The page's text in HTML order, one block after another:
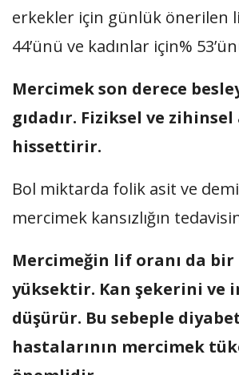
erkekler için günlük önerilen lif
44’ünü ve kadınlar için%
Mercimek son derece
gıdadır. Fiziksel ve zihinsel
hissettirir.
Bol miktarda folik asit ve
mercimek kansızlığın
Mercimeğin lif oranı da
yüksektir. Kan şekerini ve
düşürür. Bu sebeple
hastalarının mercimek